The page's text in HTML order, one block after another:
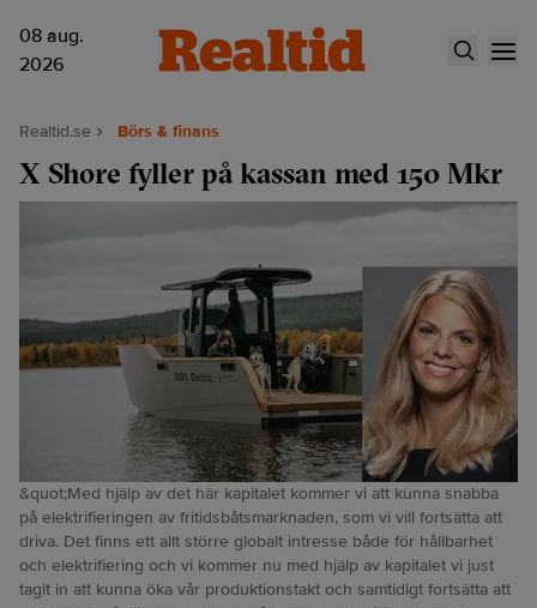
08 aug.
2026
Realtid.se Börs & finans
X Shore fyller på kassan med 150 Mkr
&quot;Med hjälp av det här kapitalet kommer vi att kunna snabba
på elektrifieringen av fritidsbåtsmarknaden, som vi vill fortsätta att
driva. Det finns ett allt större globalt intresse både för hållbarhet
och elektrifiering och vi kommer nu med hjälp av kapitalet vi just
tagit in att kunna öka vår produktionstakt och samtidigt fortsätta att